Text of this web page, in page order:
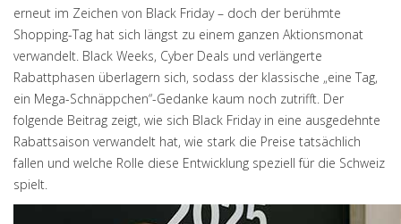
erneut im Zeichen von Black Friday – doch der berühmte
Shopping-Tag hat sich längst zu einem ganzen Aktionsmonat
verwandelt. Black Weeks, Cyber Deals und verlängerte
Rabattphasen überlagern sich, sodass der klassische „eine Tag,
ein Mega-Schnäppchen“-Gedanke kaum noch zutrifft. Der
folgende Beitrag zeigt, wie sich Black Friday in eine ausgedehnte
Rabattsaison verwandelt hat, wie stark die Preise tatsächlich
fallen und welche Rolle diese Entwicklung speziell für die Schweiz
spielt.